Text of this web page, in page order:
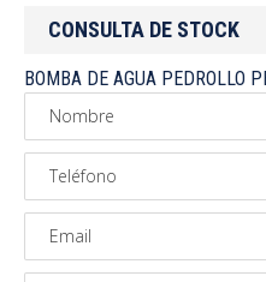
CONSULTA DE STOCK
BOMBA DE AGUA PEDROLLO